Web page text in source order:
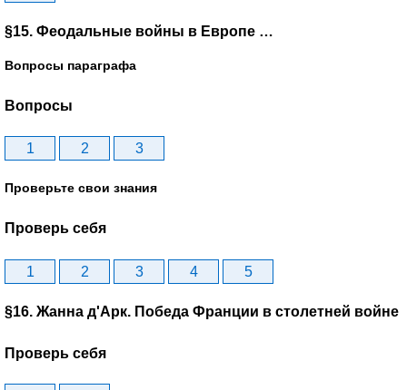
§15. Феодальные войны в Европе …
Вопросы параграфа
Вопросы
1 2 3
Проверьте свои знания
Проверь себя
1 2 3 4 5
§16. Жанна д'Арк. Победа Франции в столетней войне
Проверь себя